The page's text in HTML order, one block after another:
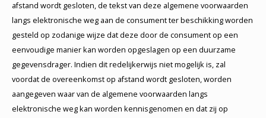
afstand wordt gesloten, de tekst van deze algemene voorwaarden
langs elektronische weg aan de consument ter beschikking worden
gesteld op zodanige wijze dat deze door de consument op een
eenvoudige manier kan worden opgeslagen op een duurzame
gegevensdrager. Indien dit redelijkerwijs niet mogelijk is, zal
voordat de overeenkomst op afstand wordt gesloten, worden
aangegeven waar van de algemene voorwaarden langs
elektronische weg kan worden kennisgenomen en dat zij op